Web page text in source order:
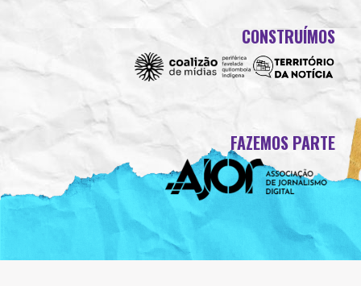
CONSTRUÍMOS
FAZEMOS PARTE